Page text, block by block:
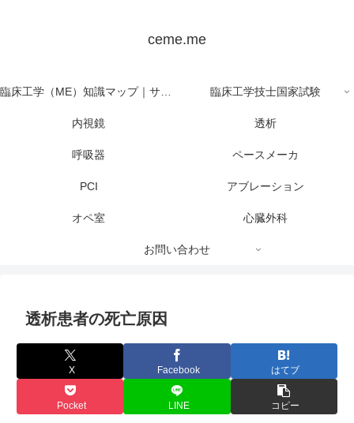
ceme.me
臨床工学（ME）知識マップ｜サイト全体の目次 臨床工学技士国家試験
内視鏡 透析
呼吸器 ペースメーカ
PCI アブレーション
オペ室 心臓外科
お問い合わせ
透析患者の死亡原因
X Facebook はてブ
Pocket LINE コピー